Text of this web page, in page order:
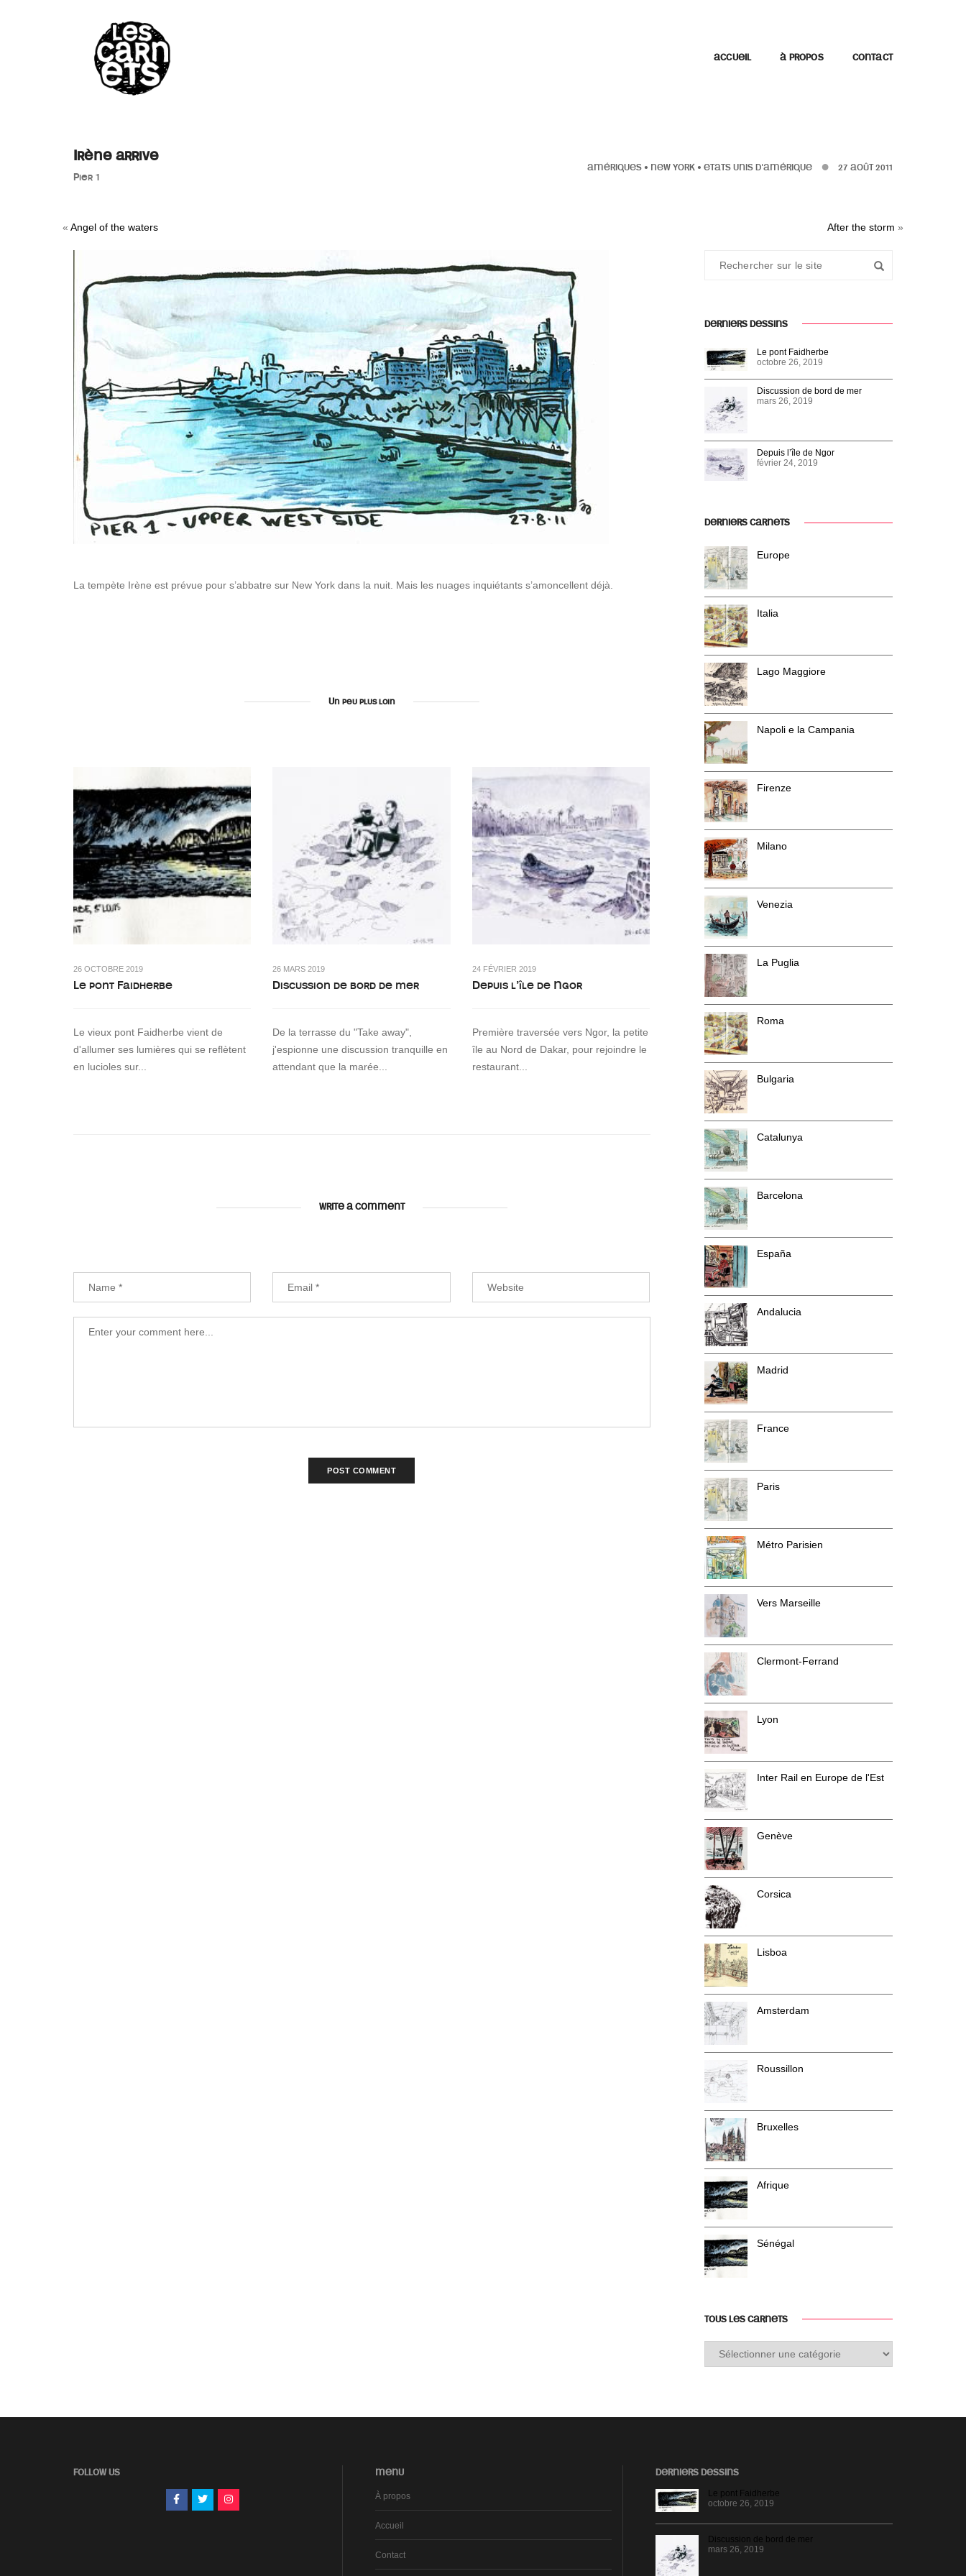
ACCUEIL À PROPOS CONTACT
Irène arrive
Pier 1
AMÉRIQUES • NEW YORK • ETATS UNIS D'AMÉRIQUE 27 AOÛT 2011
« Angel of the waters After the storm »
La tempète Irène est prévue pour s’abbatre sur New York dans la nuit. Mais les nuages inquiétants s’amoncellent déjà.
Un peu plus loin
26 OCTOBRE 2019
Le pont Faidherbe
Le vieux pont Faidherbe vient de
d'allumer ses lumières qui se reflètent
en lucioles sur...
26 MARS 2019
Discussion de bord de mer
De la terrasse du "Take away",
j'espionne une discussion tranquille en
attendant que la marée...
24 FÉVRIER 2019
Depuis l’île de Ngor
Première traversée vers Ngor, la petite
île au Nord de Dakar, pour rejoindre le
restaurant...
WRITE A COMMENT
DERNIERS DESSINS
Le pont Faidherbe
octobre 26, 2019
Discussion de bord de mer
mars 26, 2019
Depuis l’île de Ngor
février 24, 2019
DERNIERS CARNETS
Europe
Italia
Lago Maggiore
Napoli e la Campania
Firenze
Milano
Venezia
La Puglia
Roma
Bulgaria
Catalunya
Barcelona
España
Andalucia
Madrid
France
Paris
Métro Parisien
Vers Marseille
Clermont-Ferrand
Lyon
Inter Rail en Europe de l'Est
Genève
Corsica
Lisboa
Amsterdam
Roussillon
Bruxelles
Afrique
Sénégal
TOUS LES CARNETS
Tous
les
FOLLOW US MENU
À propos
Accueil
Contact
DERNIERS DESSINS
Le pont Faidherbe
octobre 26, 2019
Discussion de bord de mer
mars 26, 2019